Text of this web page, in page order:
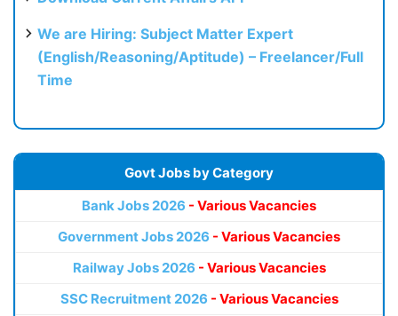
We are Hiring: Subject Matter Expert
(English/Reasoning/Aptitude) – Freelancer/Full
Time
Govt Jobs by Category
Bank Jobs 2026 - Various Vacancies
Government Jobs 2026 - Various Vacancies
Railway Jobs 2026 - Various Vacancies
SSC Recruitment 2026 - Various Vacancies